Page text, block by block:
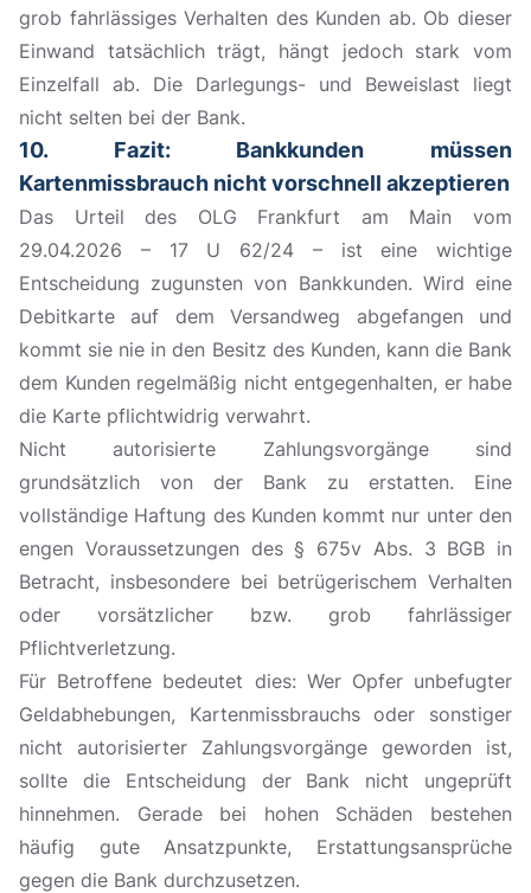
grob fahrlässiges Verhalten des Kunden ab. Ob dieser
Einwand tatsächlich trägt, hängt jedoch stark vom
Einzelfall ab. Die Darlegungs- und Beweislast liegt
nicht selten bei der Bank.
10. Fazit: Bankkunden müssen
Kartenmissbrauch nicht vorschnell akzeptieren
Das Urteil des OLG Frankfurt am Main vom
29.04.2026 – 17 U 62/24 – ist eine wichtige
Entscheidung zugunsten von Bankkunden. Wird eine
Debitkarte auf dem Versandweg abgefangen und
kommt sie nie in den Besitz des Kunden, kann die Bank
dem Kunden regelmäßig nicht entgegenhalten, er habe
die Karte pflichtwidrig verwahrt.
Nicht autorisierte Zahlungsvorgänge sind
grundsätzlich von der Bank zu erstatten. Eine
vollständige Haftung des Kunden kommt nur unter den
engen Voraussetzungen des § 675v Abs. 3 BGB in
Betracht, insbesondere bei betrügerischem Verhalten
oder vorsätzlicher bzw. grob fahrlässiger
Pflichtverletzung.
Für Betroffene bedeutet dies: Wer Opfer unbefugter
Geldabhebungen, Kartenmissbrauchs oder sonstiger
nicht autorisierter Zahlungsvorgänge geworden ist,
sollte die Entscheidung der Bank nicht ungeprüft
hinnehmen. Gerade bei hohen Schäden bestehen
häufig gute Ansatzpunkte, Erstattungsansprüche
gegen die Bank durchzusetzen.